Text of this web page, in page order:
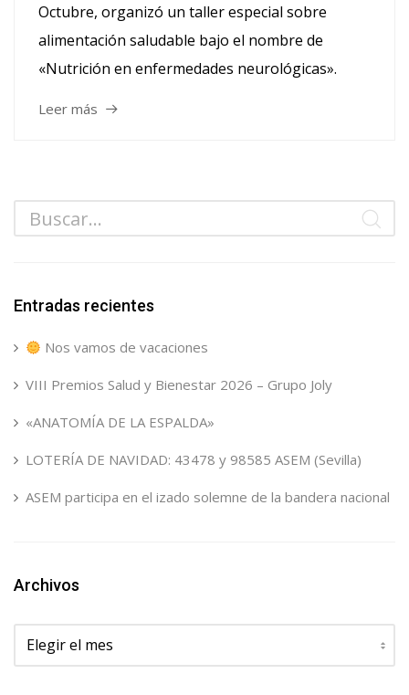
Octubre, organizó un taller especial sobre
alimentación saludable bajo el nombre de
«Nutrición en enfermedades neurológicas».
Leer más
Entradas recientes
Nos vamos de vacaciones
VIII Premios Salud y Bienestar 2026 – Grupo Joly
«ANATOMÍA DE LA ESPALDA»
LOTERÍA DE NAVIDAD: 43478 y 98585 ASEM (Sevilla)
ASEM participa en el izado solemne de la bandera nacional
Archivos
Archivos